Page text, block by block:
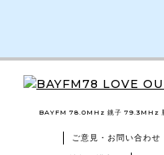
BAYFM 78.0MHz 銚子 79.3MHz
ご意見・お問い合わせ